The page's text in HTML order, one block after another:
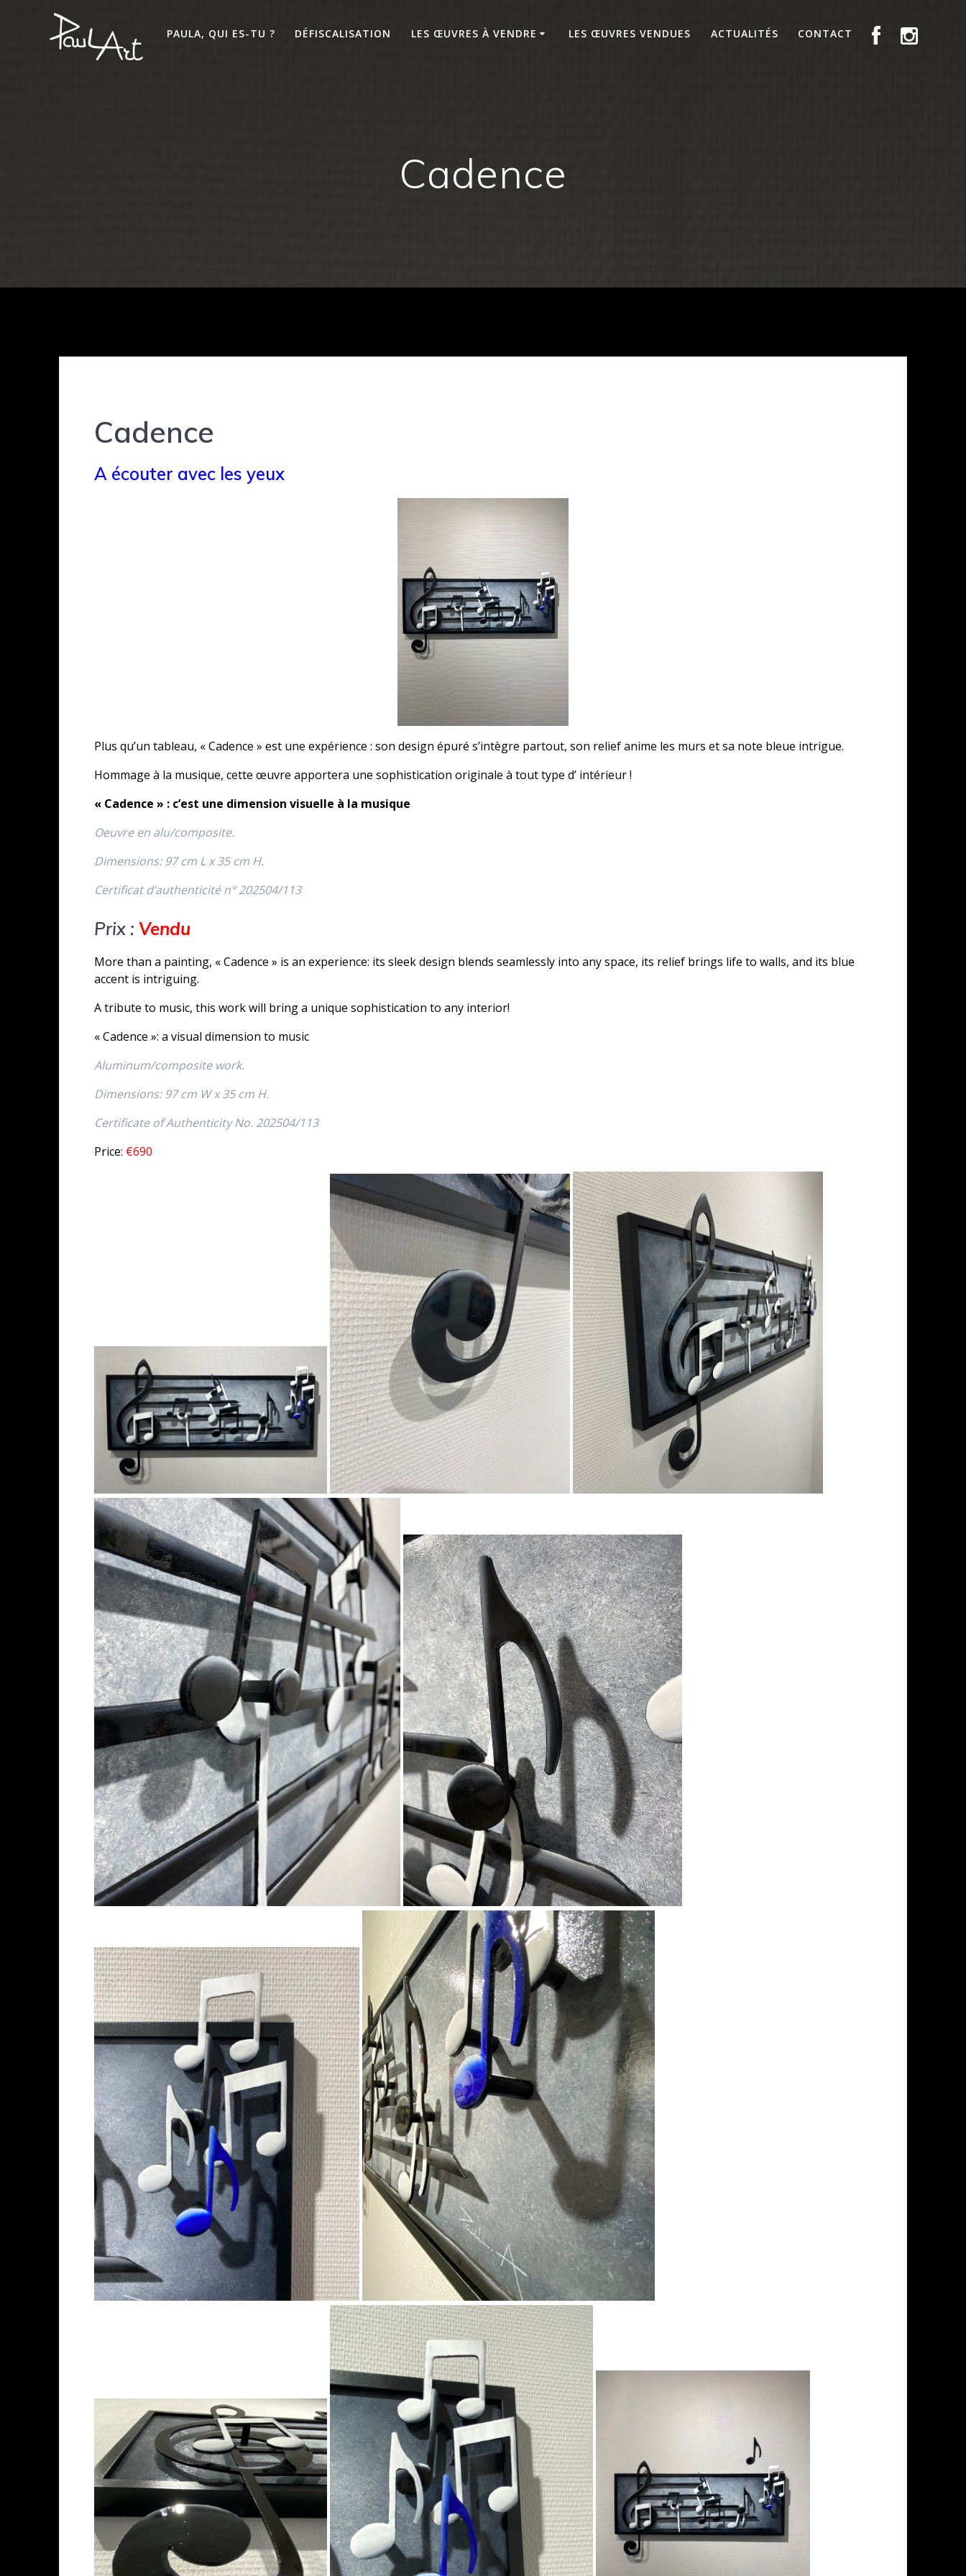
PAULA, QUI ES-TU ? DÉFISCALISATION LES ŒUVRES À VENDRE LES ŒUVRES VENDUES ACTUALITÉS CONTACT
Cadence
Cadence
A écouter avec les yeux
Plus qu’un tableau, « Cadence » est une expérience : son design épuré s’intègre partout, son relief anime les murs et sa note bleue intrigue.
Hommage à la musique, cette œuvre apportera une sophistication originale à tout type d’ intérieur !
« Cadence » : c’est une dimension visuelle à la musique
Oeuvre en alu/composite.
Dimensions: 97 cm L x 35 cm H.
Certificat d’authenticité n° 202504/113
Prix :Vendu
More than a painting, « Cadence » is an experience: its sleek design blends seamlessly into any space, its relief brings life to walls, and its blue
accent is intriguing.
A tribute to music, this work will bring a unique sophistication to any interior!
« Cadence »: a visual dimension to music
Aluminum/composite work.
Dimensions: 97 cm W x 35 cm H.
Certificate of Authenticity No. 202504/113
Price: €690